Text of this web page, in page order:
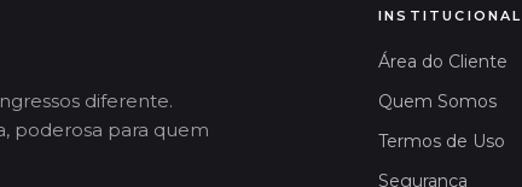
diferente.
poderosa para quem
INSTITUCIONAL
Área do Cliente
Quem Somos
Termos de Uso
Segurança